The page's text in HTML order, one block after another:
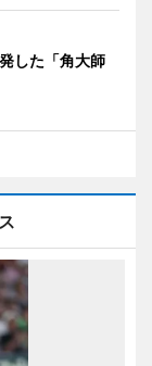
した「角大師